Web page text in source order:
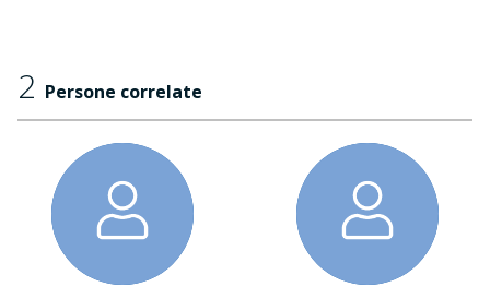
2 Persone correlate